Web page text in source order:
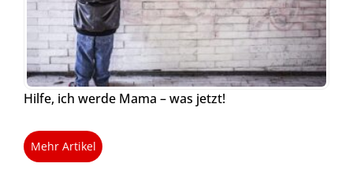
Hilfe, ich werde Mama – was jetzt!
Mehr Artikel